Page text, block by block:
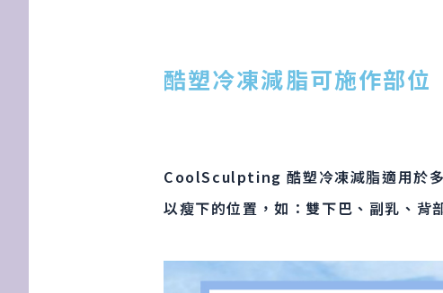
酷塑冷凍減脂可施作部位
CoolSculpting 酷塑冷凍減脂適用於多
以瘦下的位置，如：雙下巴、副乳、背